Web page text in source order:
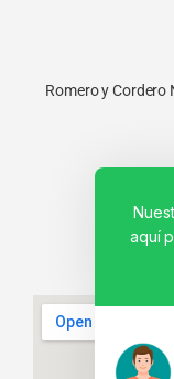
Romero y Cordero
aquí